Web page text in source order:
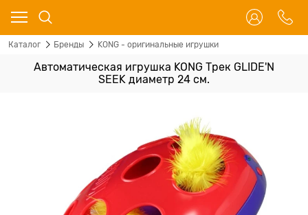
Каталог Бренды KONG - оригинальные игрушки
Автоматическая игрушка KONG Трек GLIDE'N
SEEK диаметр 24 см.